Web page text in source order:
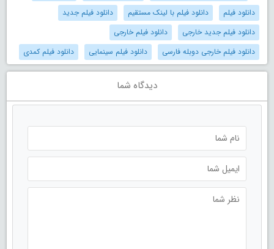
دانلود فیلم
دانلود فیلم با لینک مستقیم
دانلود فیلم جدید
دانلود فیلم جدید خارجی
دانلود فیلم خارجی
دانلود فیلم خارجی دوبله فارسی
دانلود فیلم سینمایی دانلود فیلم کمدی
دیدگاه شما